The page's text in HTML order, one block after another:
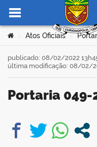
Ir para o conteúdo
portal
Você está aqui:
Atos Oficiais >
Portaria
publicado: 08/02/2022
última modificação: 08/02/